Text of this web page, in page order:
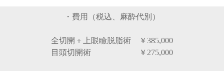
・費用（税込、麻酔代別）
全切開＋上眼瞼脱脂術 ￥385,000
目頭切開術 ￥275,000